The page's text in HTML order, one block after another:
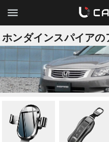
ホンダインスパイアの